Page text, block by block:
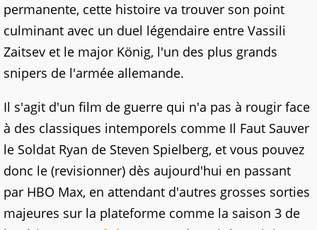
permanente, cette histoire va trouver son point
culminant avec un duel légendaire entre Vassili
Zaitsev et le major König, l'un des plus grands
snipers de l'armée allemande.
Il s'agit d'un film de guerre qui n'a pas à rougir face
à des classiques intemporels comme Il Faut Sauver
le Soldat Ryan de Steven Spielberg, et vous pouvez
donc le (revisionner) dès aujourd'hui en passant
par HBO Max, en attendant d'autres grosses sorties
majeures sur la plateforme comme la saison 3 de